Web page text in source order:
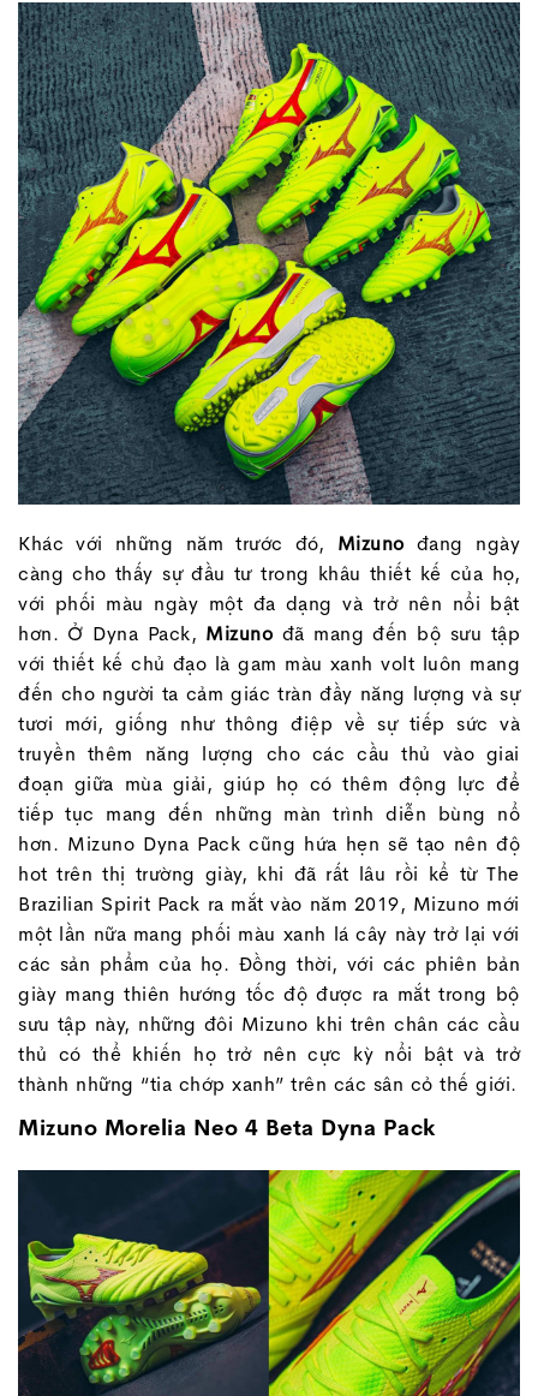
Khác với những năm trước đó, Mizuno đang ngày
càng cho thấy sự đầu tư trong khâu thiết kế của họ,
với phối màu ngày một đa dạng và trở nên nổi bật
hơn. Ở Dyna Pack, Mizuno đã mang đến bộ sưu tập
với thiết kế chủ đạo là gam màu xanh volt luôn mang
đến cho người ta cảm giác tràn đầy năng lượng và sự
tươi mới, giống như thông điệp về sự tiếp sức và
truyền thêm năng lượng cho các cầu thủ vào giai
đoạn giữa mùa giải, giúp họ có thêm động lực để
tiếp tục mang đến những màn trình diễn bùng nổ
hơn. Mizuno Dyna Pack cũng hứa hẹn sẽ tạo nên độ
hot trên thị trường giày, khi đã rất lâu rồi kể từ The
Brazilian Spirit Pack ra mắt vào năm 2019, Mizuno mới
một lần nữa mang phối màu xanh lá cây này trở lại với
các sản phẩm của họ. Đồng thời, với các phiên bản
giày mang thiên hướng tốc độ được ra mắt trong bộ
sưu tập này, những đôi Mizuno khi trên chân các cầu
thủ có thể khiến họ trở nên cực kỳ nổi bật và trở
thành những “tia chớp xanh” trên các sân cỏ thế giới.
Mizuno Morelia Neo 4 Beta Dyna Pack